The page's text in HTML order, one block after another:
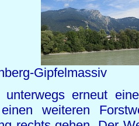
unterwegs erneut
weiteren